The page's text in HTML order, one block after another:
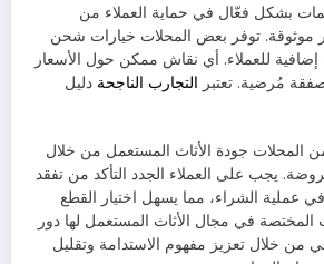
بشكل فعّال في حماية العملاء من
موثوقة. توفر بعض المحلات خيارات شحن
إضافية للعملاء. أي نقاش ممكن حول الأسعار
مُرضية. تعتبر التجارب الناجحة دليل
المحلات جودة الأثاث المستعمل من خلال
يجب على العملاء الجدد التأكد من تفقد
عملية الشراء، مما يسهل اختيار القطع
المختصة في مجال الأثاث المستعمل لها دور
من خلال تعزيز مفهوم الاستدامة وتقليل